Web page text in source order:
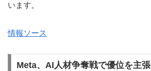
います。
情報ソース
Meta、AI人材争奪戦で優位を主張